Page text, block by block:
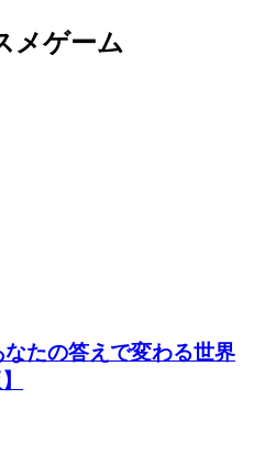
メゲーム
たの答えで変わる世界